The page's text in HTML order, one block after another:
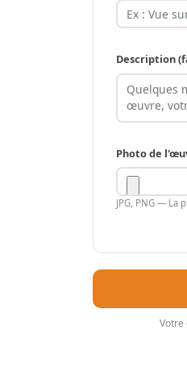
Description
Photo de
JPG, PNG — La
Votre